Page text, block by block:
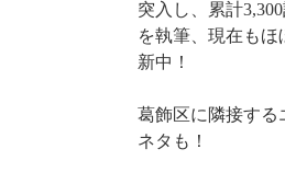
突入し、累計
を執筆、現在もほ
新中！
葛飾区に隣接する
ネタも！